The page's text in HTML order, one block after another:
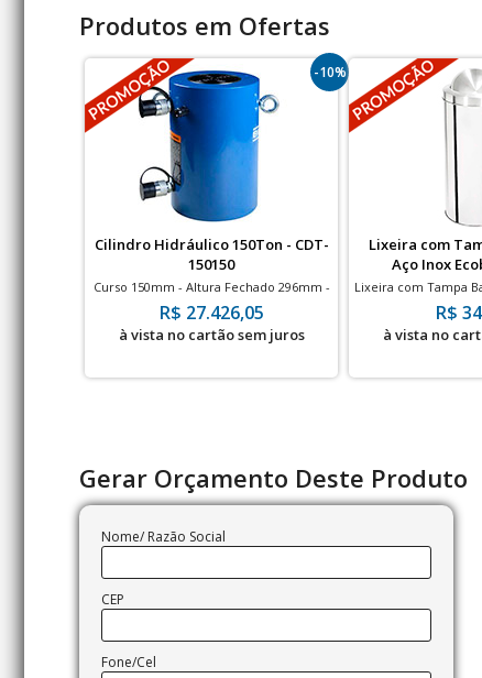
Produtos em Ofertas
-10%
Cilindro Hidráulico 150Ton - CDT-
150150
Curso 150mm - Altura Fechado 296mm -
700bar
R$ 27.426,05
à vista no cartão sem juros
Lixeira com
Aço Inox
Lixeira com Tampa
| 50 Litros
R$
à vista no
Gerar Orçamento Deste Produto
Nome/ Razão Social
CEP
Fone/Cel